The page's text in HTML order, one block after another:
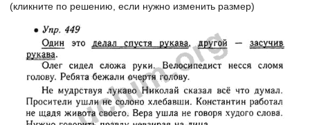
(кликните по решению, если нужно изменить размер)